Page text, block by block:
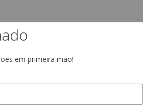
em primeira mão!